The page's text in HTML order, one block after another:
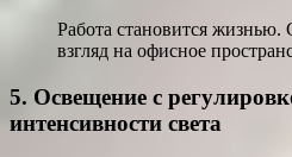
Работа становится
взгляд на офисное
5. Освещение с
интенсивности света